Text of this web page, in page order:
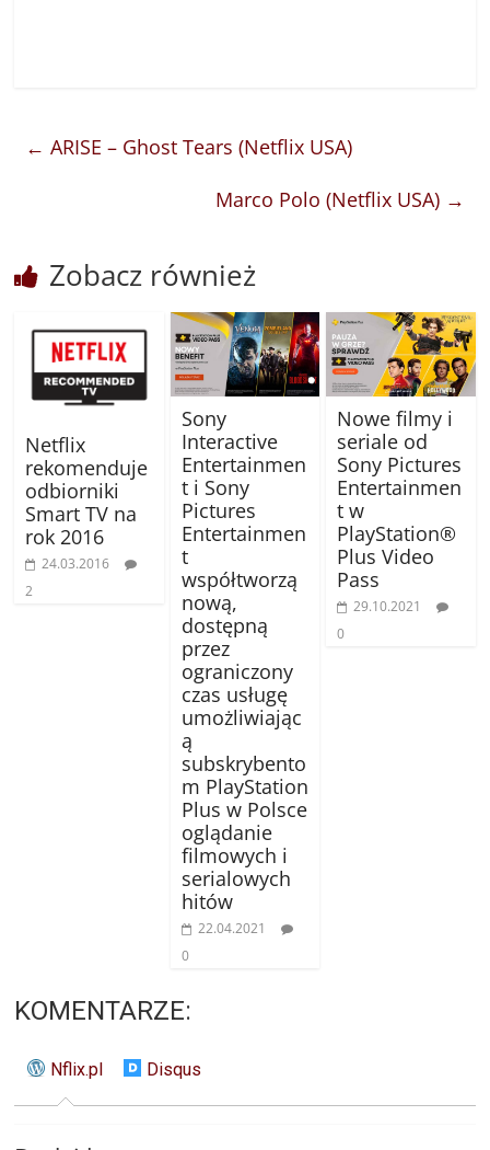
← ARISE – Ghost Tears (Netflix USA)
Marco Polo (Netflix USA) →
Zobacz również
Netflix
rekomenduje
odbiorniki
Smart TV na
rok 2016
24.03.2016
2
Sony
Interactive
Entertainmen
t i Sony
Pictures
Entertainmen
t
współtworzą
nową,
dostępną
przez
ograniczony
czas usługę
umożliwiając
ą
subskrybento
m PlayStation
Plus w Polsce
oglądanie
filmowych i
serialowych
hitów
22.04.2021
0
Nowe filmy i
seriale od
Sony Pictures
Entertainmen
t w
PlayStation®
Plus Video
Pass
29.10.2021
0
KOMENTARZE:
Nflix.pl Disqus